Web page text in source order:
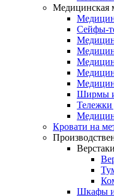
Медицинская
Сейфы-
Ширмы
Тележки
Кровати на
Шкафы